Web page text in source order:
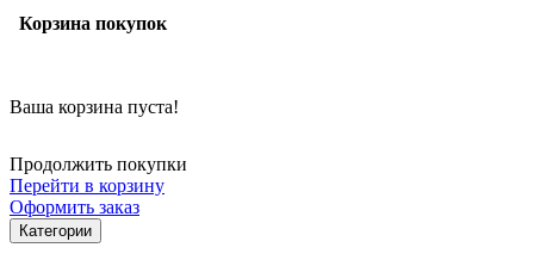
Корзина покупок
Ваша корзина пуста!
Продолжить покупки
Перейти в корзину
Оформить заказ
Категории